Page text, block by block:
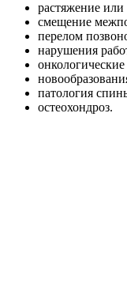
растяжение
смещение
перелом
нарушения
онкологические
патология
остеохондроз.